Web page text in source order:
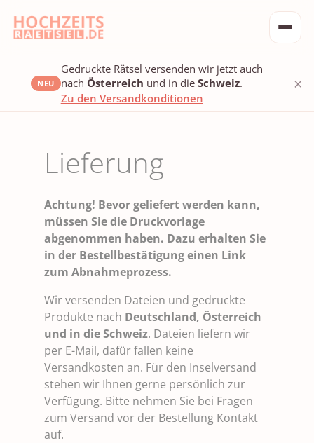
NEU
Gedruckte Rätsel versenden wir jetzt auch
nach Österreich und in die Schweiz.
Zu den Versandkonditionen
×
Lieferung
Achtung! Bevor geliefert werden kann,
müssen Sie die Druckvorlage
abgenommen haben. Dazu erhalten Sie
in der Bestellbestätigung einen Link
zum Abnahmeprozess.
Wir versenden Dateien und gedruckte
Produkte nach Deutschland, Österreich
und in die Schweiz. Dateien liefern wir
per E-Mail, dafür fallen keine
Versandkosten an. Für den Inselversand
stehen wir Ihnen gerne persönlich zur
Verfügung. Bitte nehmen Sie bei Fragen
zum Versand vor der Bestellung Kontakt
auf.